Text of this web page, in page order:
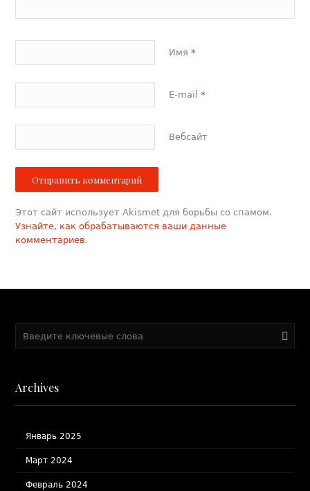
Имя *
E-mail *
Вебсайт
Этот сайт использует Akismet для борьбы со спамом.
Узнайте, как обрабатываются ваши данные
комментариев.
Archives
Январь 2025
Март 2024
Февраль 2024